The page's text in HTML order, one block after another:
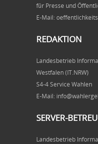
für Presse und
E-Mail:
REDAKTION
Landesbetrieb
Westfalen (IT.NRW)
S4-4 Service Wahlen
E-Mail:
SERVER-
Landesbetrieb